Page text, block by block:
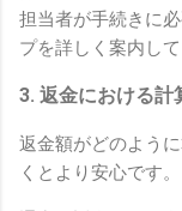
担当者が手続きに
プを詳しく案内して
3. 返金における計
返金額がどのよう
くとより安心です。